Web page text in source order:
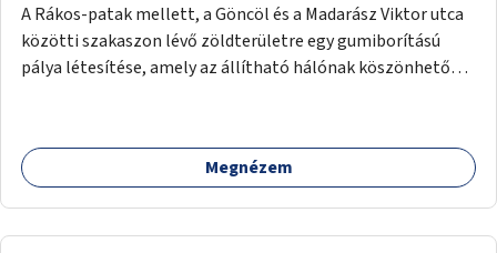
A Rákos-patak mellett, a Göncöl és a Madarász Viktor utca
közötti szakaszon lévő zöldterületre egy gumiborítású
pálya létesítése, amely az állítható hálónak köszönhetően
Megnézem